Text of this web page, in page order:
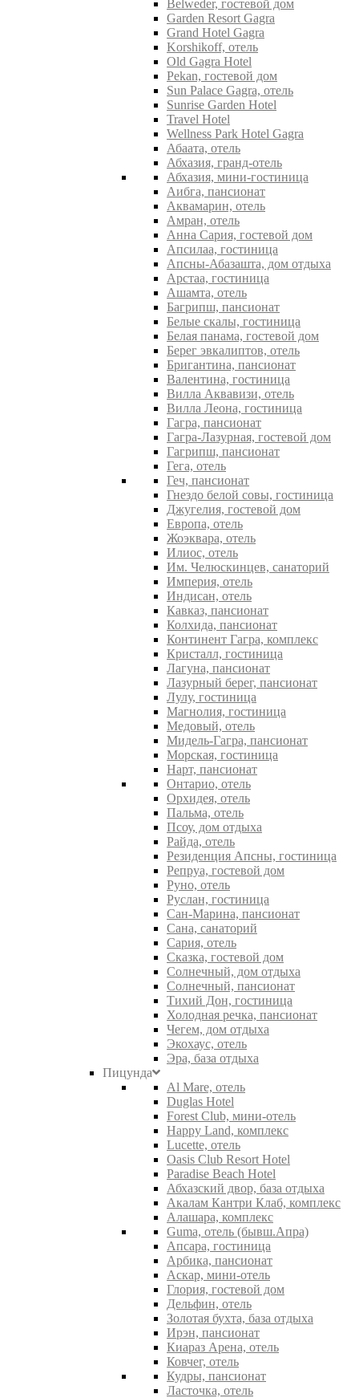
Belweder, гостевой дом
Garden Resort Gagra
Grand Hotel Gagra
Korshikoff, отель
Old Gagra Hotel
Pekan, гостевой дом
Sun Palace Gagra, отель
Sunrise Garden Hotel
Travel Hotel
Wellness Park Hotel Gagra
Абаата, отель
Абхазия, гранд-отель
Абхазия, мини-гостиница
Аибга, пансионат
Аквамарин, отель
Амран, отель
Анна Сария, гостевой дом
Апсилаа, гостиница
Апсны-Абазашта, дом отдыха
Арстаа, гостиница
Ашамта, отель
Багрипш, пансионат
Белые скалы, гостиница
Белая панама, гостевой дом
Берег эвкалиптов, отель
Бригантина, пансионат
Валентина, гостиница
Вилла Аквавизи, отель
Вилла Леона, гостиница
Гагра, пансионат
Гагра-Лазурная, гостевой дом
Гагрипш, пансионат
Гега, отель
Геч, пансионат
Гнездо белой совы, гостиница
Джугелия, гостевой дом
Европа, отель
Жоэквара, отель
Илиос, отель
Им. Челюскинцев, санаторий
Империя, отель
Индисан, отель
Кавказ, пансионат
Колхида, пансионат
Континент Гагра, комплекс
Кристалл, гостиница
Лагуна, пансионат
Лазурный берег, пансионат
Лулу, гостиница
Магнолия, гостиница
Медовый, отель
Мидель-Гагра, пансионат
Морская, гостиница
Нарт, пансионат
Онтарио, отель
Орхидея, отель
Пальма, отель
Псоу, дом отдыха
Райда, отель
Резиденция Апсны, гостиница
Репруа, гостевой дом
Руно, отель
Руслан, гостиница
Сан-Марина, пансионат
Сана, санаторий
Сария, отель
Сказка, гостевой дом
Солнечный, дом отдыха
Солнечный, пансионат
Тихий Дон, гостиница
Холодная речка, пансионат
Чегем, дом отдыха
Экохаус, отель
Эра, база отдыха
Пицунда
Al Mare, отель
Duglas Hotel
Forest Club, мини-отель
Happy Land, комплекс
Lucette, отель
Oasis Club Resort Hotel
Paradise Beach Hotel
Абхазский двор, база отдыха
Акалам Кантри Клаб, комплекс
Алашара, комплекс
Guma, отель (бывш.Апра)
Апсара, гостиница
Арбика, пансионат
Аскар, мини-отель
Глория, гостевой дом
Дельфин, отель
Золотая бухта, база отдыха
Ирэн, пансионат
Киараз Арена, отель
Ковчег, отель
Кудры, пансионат
Ласточка, отель